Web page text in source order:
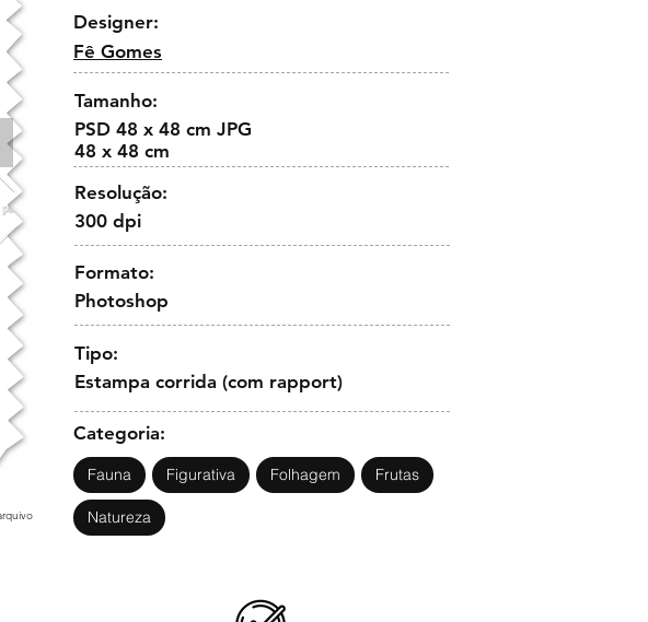
Designer:
Fê Gomes
Tamanho:
PSD 48 x 48 cm JPG
48 x 48 cm
Resolução:
300 dpi
Formato:
Photoshop
Tipo:
Estampa corrida (com rapport)
Categoria:
Fauna Figurativa Folhagem Frutas
Natureza